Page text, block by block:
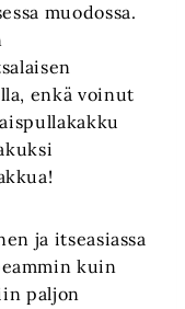
muodossa.
enkä voinut
ja itseasiassa
kuin
paljon